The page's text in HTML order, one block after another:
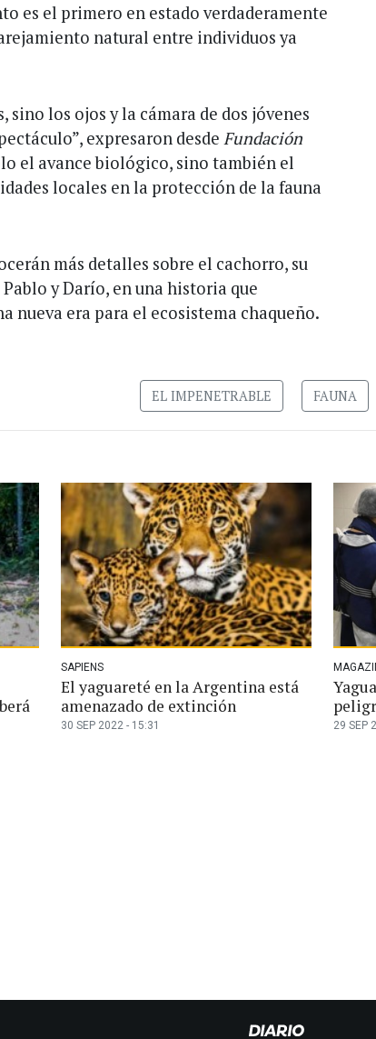
es el primero en estado verdaderamente
natural entre individuos ya
sino los ojos y la cámara de dos jóvenes
expresaron desde Fundación
el avance biológico, sino también el
locales en la protección de la fauna
más detalles sobre el cachorro, su
y Darío, en una historia que
nueva era para el ecosistema chaqueño.
EL IMPENETRABLE FAUNA
SAPIENS
El yaguareté en la Argentina está
amenazado de extinción
30 SEP 2022 - 15:31 29 SEP